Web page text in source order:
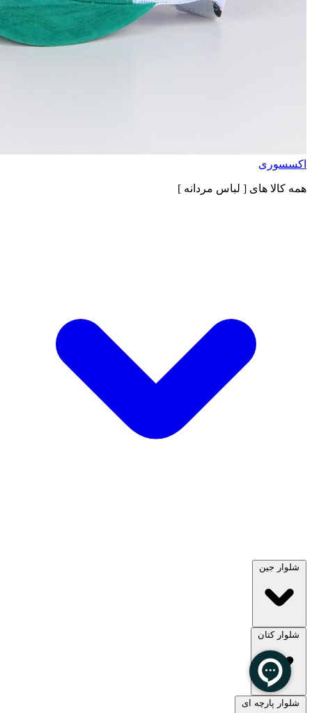
اکسسوری
همه کالا های [ لباس مردانه ]
شلوار جین
مشاهده همه
شلوار کتان
شلوار پارچه ای